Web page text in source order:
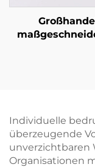
Abzeichen,
Abzeichen
Individuelle
überzeugende
unverzichtbaren
Organisationen